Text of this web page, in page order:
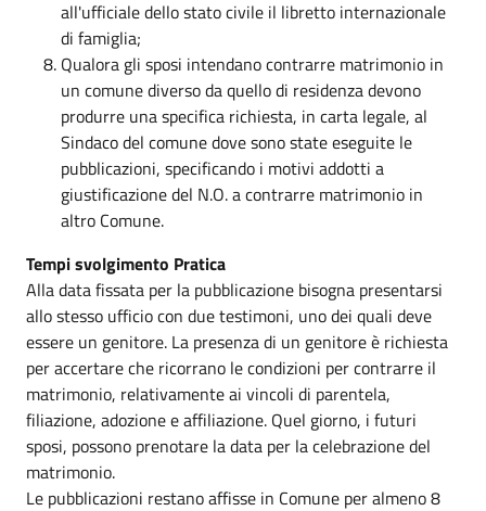
all'ufficiale dello stato civile il libretto internazionale
di famiglia;
Qualora gli sposi intendano contrarre matrimonio in
un comune diverso da quello di residenza devono
produrre una specifica richiesta, in carta legale, al
Sindaco del comune dove sono state eseguite le
pubblicazioni, specificando i motivi addotti a
giustificazione del N.O. a contrarre matrimonio in
altro Comune.
Tempi svolgimento Pratica
Alla data fissata per la pubblicazione bisogna presentarsi
allo stesso ufficio con due testimoni, uno dei quali deve
essere un genitore. La presenza di un genitore è richiesta
per accertare che ricorrano le condizioni per contrarre il
matrimonio, relativamente ai vincoli di parentela,
filiazione, adozione e affiliazione. Quel giorno, i futuri
sposi, possono prenotare la data per la celebrazione del
matrimonio.
Le pubblicazioni restano affisse in Comune per almeno 8